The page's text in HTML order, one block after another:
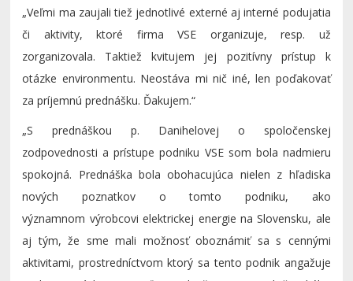
„Veľmi ma zaujali tiež jednotlivé externé aj interné podujatia
či aktivity, ktoré firma VSE organizuje, resp. už
zorganizovala. Taktiež kvitujem jej pozitívny prístup k
otázke environmentu. Neostáva mi nič iné, len poďakovať
za príjemnú prednášku. Ďakujem.“
„S prednáškou p. Danihelovej o spoločenskej
zodpovednosti a prístupe podniku VSE som bola nadmieru
spokojná. Prednáška bola obohacujúca nielen z hľadiska
nových poznatkov o tomto podniku, ako
významnom výrobcovi elektrickej energie na Slovensku, ale
aj tým, že sme mali možnosť oboznámiť sa s cennými
aktivitami, prostredníctvom ktorý sa tento podnik angažuje